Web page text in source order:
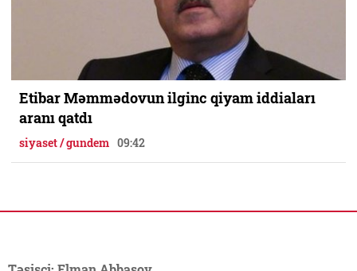
Etibar Məmmədovun ilginc qiyam iddiaları
aranı qatdı
siyaset / gundem 09:42